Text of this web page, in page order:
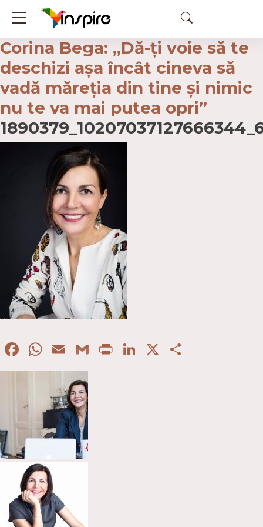
Corina Bega: „Dă-ţi voie să te
deschizi așa încât cineva să
vadă măreţia din tine şi nimic
nu te va mai putea opri”
Facebook
WhatsApp
EmailGmail
PrintLinkedIn
X